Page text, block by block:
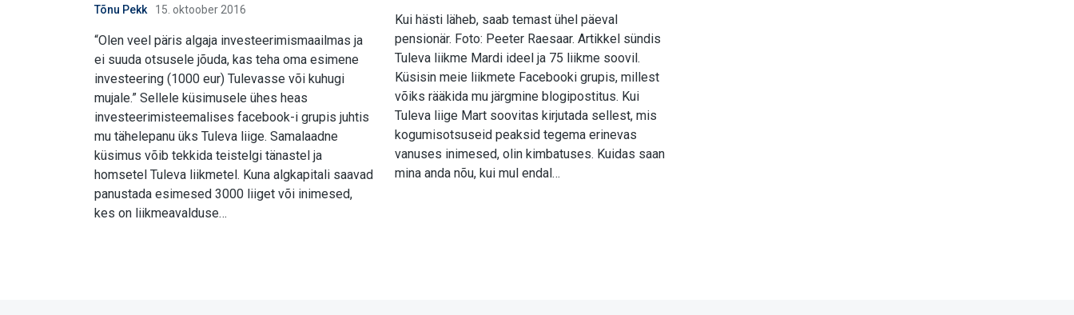
Tõnu Pekk 15. oktoober 2016
“Olen veel päris algaja investeerimismaailmas ja
ei suuda otsusele jõuda, kas teha oma esimene
investeering (1000 eur) Tulevasse või kuhugi
mujale.” Sellele küsimusele ühes heas
investeerimisteemalises facebook-i grupis juhtis
mu tähelepanu üks Tuleva liige. Samalaadne
küsimus võib tekkida teistelgi tänastel ja
homsetel Tuleva liikmetel. Kuna algkapitali saavad
panustada esimesed 3000 liiget või inimesed,
kes on liikmeavalduse…
Kui hästi läheb, saab temast ühel päeval
pensionär. Foto: Peeter Raesaar. Artikkel sündis
Tuleva liikme Mardi ideel ja 75 liikme soovil.
Küsisin meie liikmete Facebooki grupis, millest
võiks rääkida mu järgmine blogipostitus. Kui
Tuleva liige Mart soovitas kirjutada sellest, mis
kogumisotsuseid peaksid tegema erinevas
vanuses inimesed, olin kimbatuses. Kuidas saan
mina anda nõu, kui mul endal…